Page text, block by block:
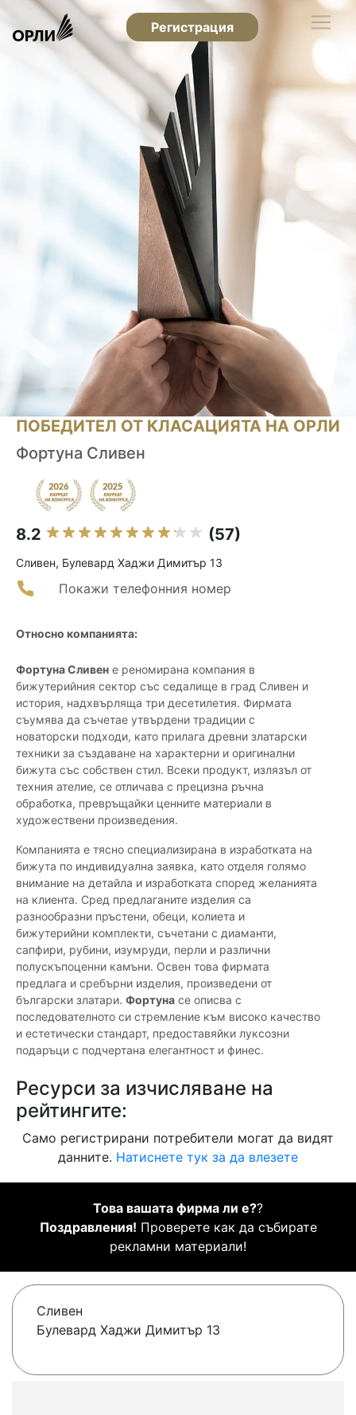
Регистрация
ПОБЕДИТЕЛ ОТ КЛАСАЦИЯТА НА ОРЛИ
Фортуна Сливен
8.2 (57)
Сливен, Булевард Хаджи Димитър 13
Покажи телефонния номер
Относно компанията:
Фортуна Сливен е реномирана компания в
бижутерийния сектор със седалище в град Сливен и
история, надхвърляща три десетилетия. Фирмата
съумява да съчетае утвърдени традиции с
новаторски подходи, като прилага древни златарски
техники за създаване на характерни и оригинални
бижута със собствен стил. Всеки продукт, излязъл от
техния ателие, се отличава с прецизна ръчна
обработка, превръщайки ценните материали в
художествени произведения.
Компанията е тясно специализирана в изработката на
бижута по индивидуална заявка, като отделя голямо
внимание на детайла и изработката според желанията
на клиента. Сред предлаганите изделия са
разнообразни пръстени, обеци, колиета и
бижутерийни комплекти, съчетани с диаманти,
сапфири, рубини, изумруди, перли и различни
полускъпоценни камъни. Освен това фирмата
предлага и сребърни изделия, произведени от
български златари. Фортуна се описва с
последователното си стремление към високо качество
и естетически стандарт, предоставяйки луксозни
подаръци с подчертана елегантност и финес.
Ресурси за изчисляване на
рейтингите:
Само регистрирани потребители могат да видят
данните. Натиснете тук за да влезете
Това вашата фирма ли е??
Поздравления! Проверете как да събирате
рекламни материали!
Сливен
Булевард Хаджи Димитър 13